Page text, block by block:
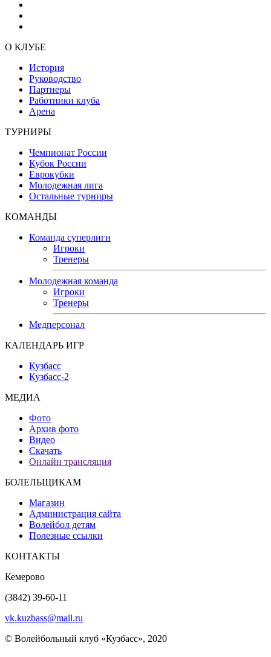
О КЛУБЕ
История
Руководство
Партнеры
Работники клуба
Арена
ТУРНИРЫ
Чемпионат России
Кубок России
Еврокубки
Молодежная лига
Остальные турниры
КОМАНДЫ
Команда суперлиги
Игроки
Тренеры
Молодежная команда
Игроки
Тренеры
Медперсонал
КАЛЕНДАРЬ ИГР
Кузбасс
Кузбасс-2
МЕДИА
Фото
Архив фото
Видео
Скачать
Онлайн трансляция
БОЛЕЛЬЩИКАМ
Магазин
Администрация сайта
Волейбол детям
Полезные ссылки
КОНТАКТЫ
Кемерово
(3842) 39-60-11
vk.kuzbass@mail.ru
© Волейбольный клуб «Кузбасс», 2020